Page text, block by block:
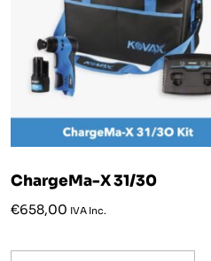
ChargeMa-X 31/30
€658,00 IVA Inc.